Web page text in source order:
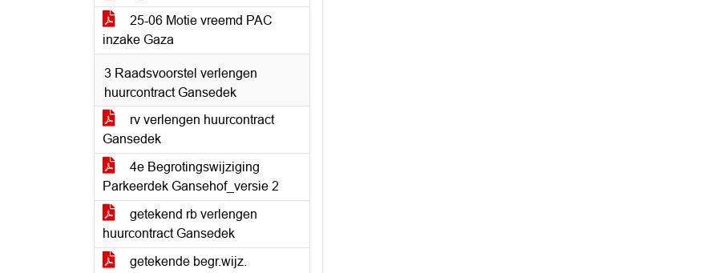
25-06 Motie vreemd PAC
inzake Gaza
3 Raadsvoorstel verlengen
huurcontract Gansedek
rv verlengen huurcontract
Gansedek
4e Begrotingswijziging
Parkeerdek Gansehof_versie 2
getekend rb verlengen
huurcontract Gansedek
getekende begr.wijz.